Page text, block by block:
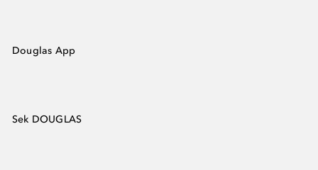
Douglas App
Sek DOUGLAS